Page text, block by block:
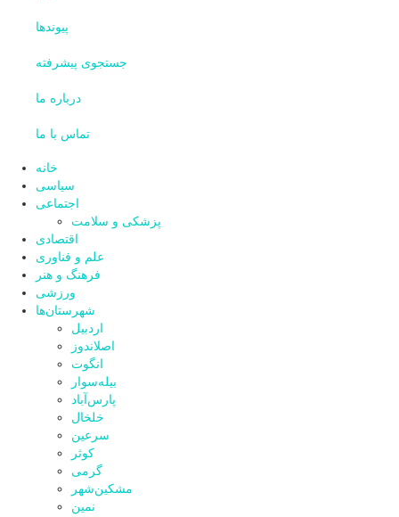
پیوندها
جستجوی پیشرفته
درباره ما
تماس با ما
خانه
سیاسی
اجتماعی
پزشکی و سلامت
اقتصادی
علم و فناوری
فرهنگ و هنر
ورزشی
شهرستان‌ها
اردبیل
اصلاندوز
انگوت
بیله‌سوار
پارس‌آباد
خلخال
سرعین
کوثر
گرمی
مشکین‌شهر
نمین